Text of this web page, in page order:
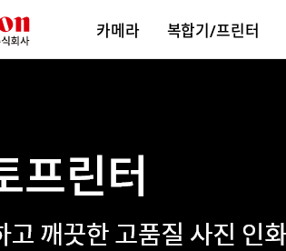
카메라 복합기/프린터